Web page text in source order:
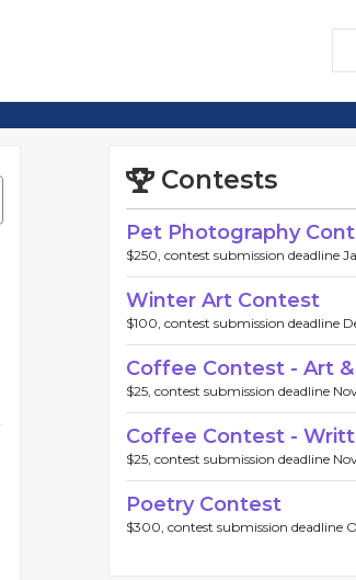
Contests
Pet Photography
$250, contest submission deadline
Winter Art Contest
$100, contest submission deadline
Coffee Contest - Art
$25, contest submission deadline
Coffee Contest -
$25, contest submission deadline
Poetry Contest
$300, contest submission deadline